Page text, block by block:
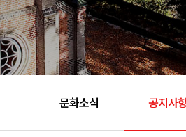
문화소식 공지사